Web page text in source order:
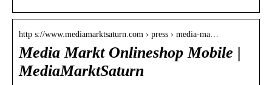
http s://www.mediamarktsaturn.com › press › media-ma…
Media Markt Onlineshop Mobile |
MediaMarktSaturn